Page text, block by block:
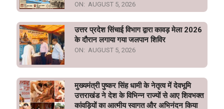
ON: AUGUST 5, 2026
उत्तर प्रदेश सिंचाई विभाग द्वारा कावड़ मेला 2026
के दौरान लगाया गया जलपान शिविर
ON: AUGUST 5, 2026
मुख्यमंत्री पुष्कर सिंह धामी के नेतृत्व में देवभूमि
उत्तराखंड ने देश के विभिन्न राज्यों से आए शिवभक्त
कांवड़ियों का आत्मीय स्वागत और अभिनंदन किया